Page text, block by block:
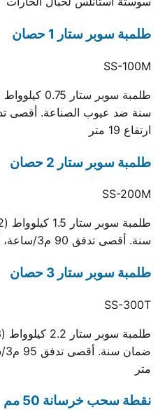
طلمبة سوبر ستار 1 حصان
SS-100M
ارتفاع 19 متر
طلمبة سوبر ستار 2 حصان
SS-200M
سنة. أقصى تدفق 90 م3/ساعة، أقصى ارتفاع 23 متر
طلمبة سوبر ستار 3 حصان
SS-300T
متر
نقطة سحب خرسانة 50 مم